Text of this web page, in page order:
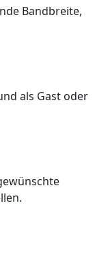
Bandbreite,
als Gast oder